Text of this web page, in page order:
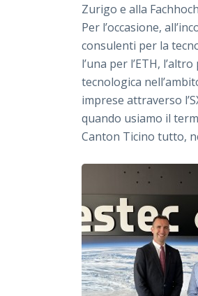
Zurigo e alla
Per l’occasione,
consulenti per la
l’una per l’ETH,
tecnologica
imprese attraverso
quando usiamo il
Canton Ticino tutto,